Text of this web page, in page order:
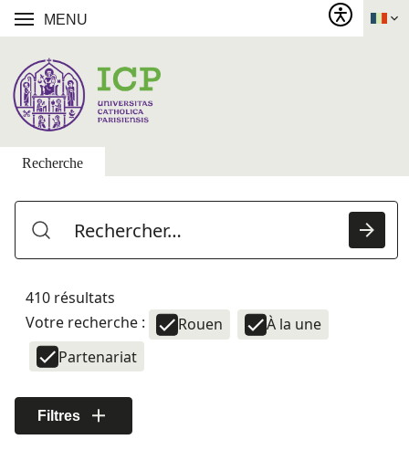
MENU
Recherche
410 résultats
Votre recherche :
Rouen
À la une
Partenariat
Filtres